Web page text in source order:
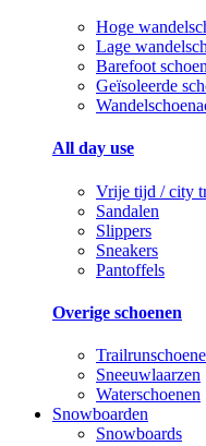
Hoge
Lage
Barefoot
Geïsoleerde
All day use
Vrije tijd / city
Sandalen
Slippers
Sneakers
Pantoffels
Overige schoenen
Sneeuwlaarzen
Waterschoenen
Snowboarden
Snowboards